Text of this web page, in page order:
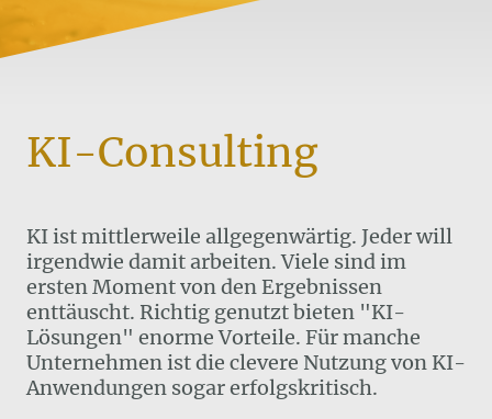
KI-Consulting
KI ist mittlerweile allgegenwärtig. Jeder will
irgendwie damit arbeiten. Viele sind im
ersten Moment von den Ergebnissen
enttäuscht. Richtig genutzt bieten "KI-
Lösungen" enorme Vorteile. Für manche
Unternehmen ist die clevere Nutzung von KI-
Anwendungen sogar erfolgskritisch.